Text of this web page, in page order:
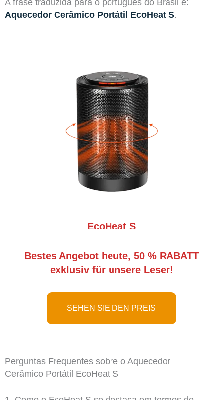
A frase traduzida para o português do Brasil é:
Aquecedor Cerâmico Portátil EcoHeat S.
EcoHeat S
Bestes Angebot heute, 50 % RABATT
exklusiv für unsere Leser!
SEHEN SIE DEN PREIS
Perguntas Frequentes sobre o Aquecedor
Cerâmico Portátil EcoHeat S